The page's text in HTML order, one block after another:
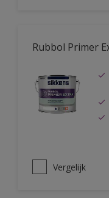
Rubbol Primer
Vergelijk